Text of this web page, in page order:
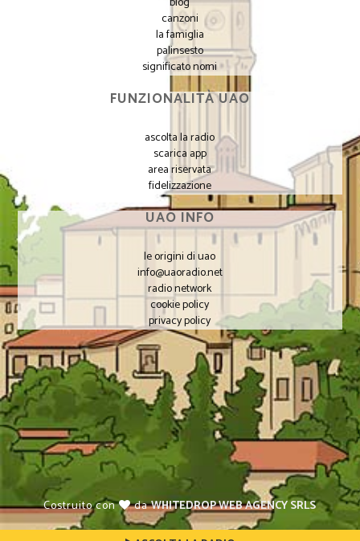
canzoni
la famiglia
palinsesto
significato nomi
FUNZIONALITÀ UAO
ascolta la radio
scarica app
area riservata
fidelizzazione
UAO INFO
le origini di uao
info@uaoradio.net
radio network
cookie policy
privacy policy
Costruito con daWHITEDROP WEB AGENCY SRLS